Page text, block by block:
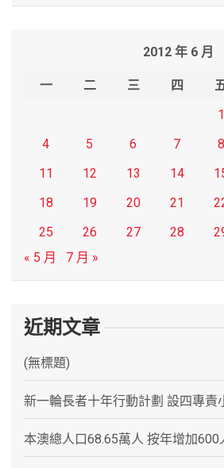
2012 年 6 月
一 二 三 四
1
4
5 6 7 8
11
12 13 14
18
19 20 21
25
26 27 28
« 5 月
7 月 »
近期文章
(無標題)
新一輪長者十年行動計劃 設四專責
本澳總人口68.65萬人 按年增加600